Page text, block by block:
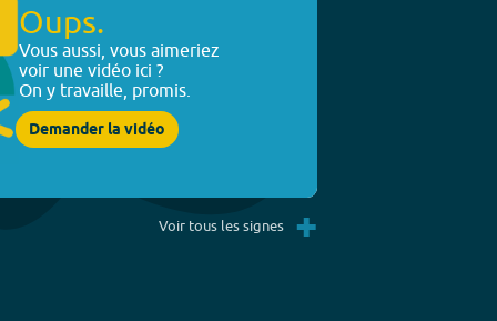
Oups.
Vous aussi, vous aimeriez
voir une vidéo ici ?
On y travaille, promis.
Demander la vidéo
Voir tous les signes +